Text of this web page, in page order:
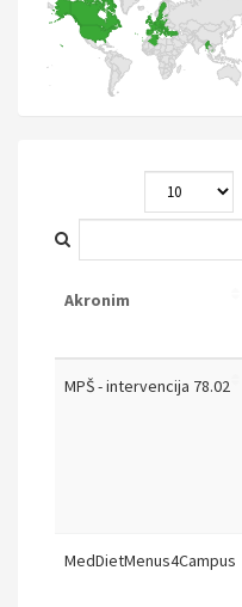
Akronim
Akronim
MPŠ - intervencija 78.02
MedDietMenus4Campus